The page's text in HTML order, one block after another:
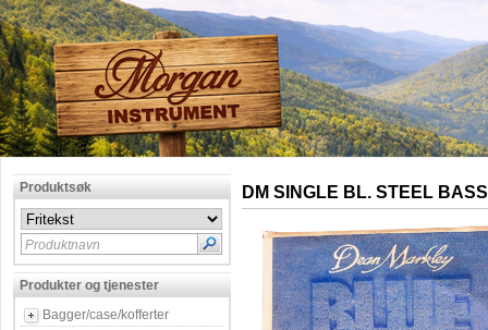
Produktsøk
Produktnavn
Produkter og tjenester
Bagger/case/kofferter
DM SINGLE BL. STEEL